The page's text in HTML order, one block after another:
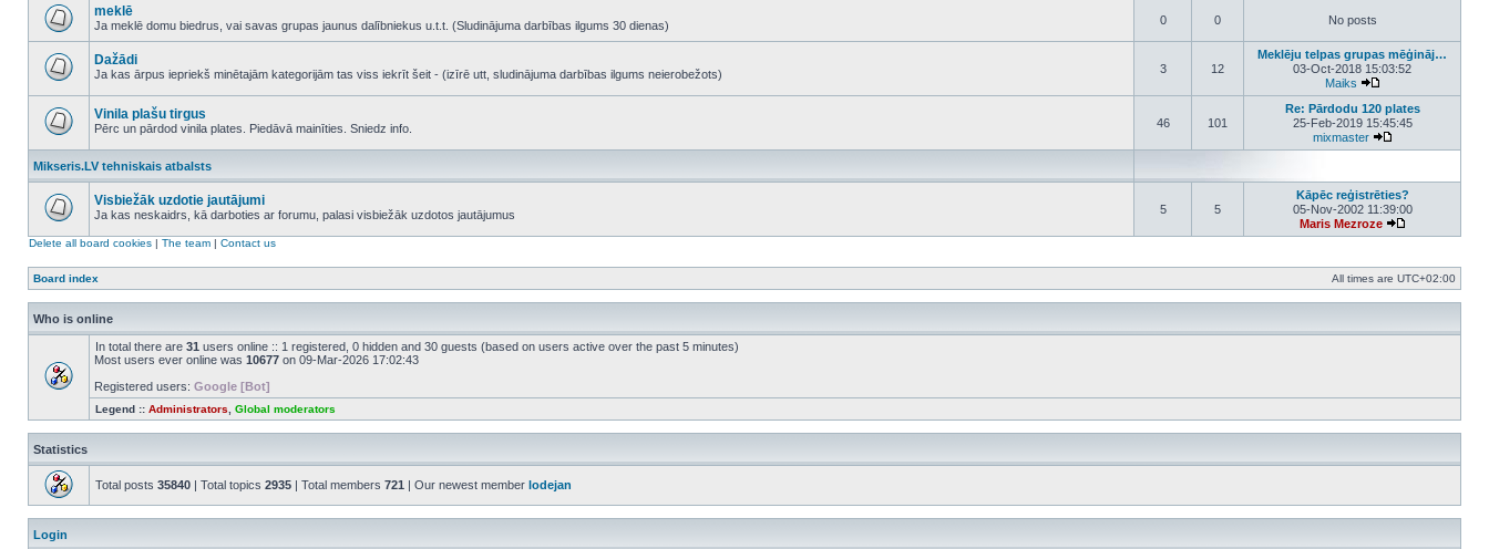
unread
posts
unread
posts
meklē
Ja meklē domu biedrus, vai savas grupas jaunus dalībniekus u.t.t. (Sludinājuma darbības ilgums 30 dienas) 0 0 No posts
unread
posts
Dažādi
Ja kas ārpus iepriekš minētajām kategorijām tas viss iekrīt šeit - (izīrē utt, sludinājuma darbības ilgums neierobežots) 3 12
Meklēju telpas grupas mēģināj…
03-Oct-2018 15:03:52
Maiks
View the latest post
unread
posts
Vinila plašu tirgus
Pērc un pārdod vinila plates. Piedāvā mainīties. Sniedz info. 46 101
Re: Pārdodu 120 plates
25-Feb-2019 15:45:45
mixmaster
View the latest
Mikseris.LV tehniskais atbalsts
unread
Visbiežāk uzdotie jautājumi
Ja kas neskaidrs, kā darboties ar forumu, palasi visbiežāk uzdotos jautājumus 5 5
Kāpēc reģistrēties?
05-Nov-2002 11:39:00
Maris Mezroze
View the latest
Delete all board cookies | The team | Contact us
Board index All times are UTC+02:00
Who is online
In total there are 31 users online :: 1 registered, 0 hidden and 30 guests (based on users active over the past 5 minutes)
Most users ever online was 10677 on 09-Mar-2026 17:02:43
Registered users: Google [Bot]
Legend :: Administrators Global moderators
Statistics
Total posts 35840 | Total topics 2935 | Total members 721 | Our newest member lodejan
Login